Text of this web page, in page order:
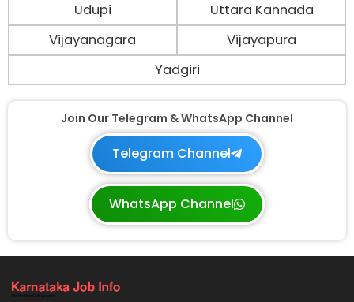
Udupi
Uttara Kannada
Vijayanagara
Vijayapura
Yadgiri
Join Our Telegram & WhatsApp Channel
Telegram Channel
WhatsApp Channel